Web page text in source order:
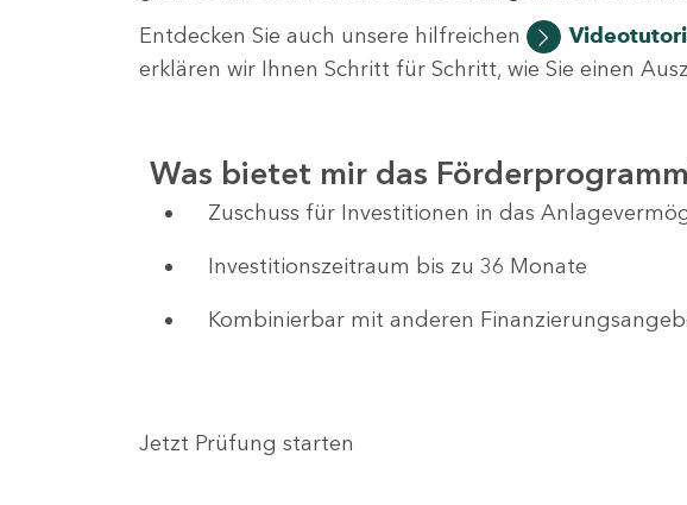
Entdecken Sie auch unsere hilfreichen
erklären wir Ihnen Schritt für Schritt, wie Sie einen
Was bietet mir das
Zuschuss für Investitionen in das
Investitionszeitraum bis zu 36 Monate
Kombinierbar mit anderen
Jetzt Prüfung starten